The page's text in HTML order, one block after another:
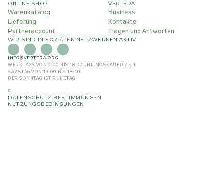
ONLINE-SHOP
Warenkatalog
Lieferung
Partneraccount
VERTERA
Business
Kontakte
Fragen und Antworten
WIR SIND IN SOZIALEN NETZWERKEN AKTIV
INFO@VERTERA.ORG
WERKTAGS VON 9:00 BIS 18:00 UHR MOSKAUER ZEIT
SAMSTAG VON 10:00 BIS 18:00
DER SONNTAG IST RUHETAG
©
DATENSCHUTZ-BESTIMMUNGEN
NUTZUNGSBEDINGUNGEN